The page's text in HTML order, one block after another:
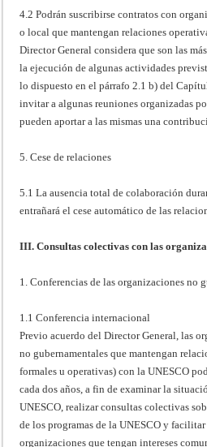
4.2 Podrán suscribirse contratos con
o local que mantengan relaciones
Director General considera que son las
la ejecución de algunas actividades
lo dispuesto en el párrafo 2.1 b) del
invitar a algunas reuniones organizadas
pueden aportar a las mismas una
5. Cese de relaciones
5.1 La ausencia total de colaboración
entrañará el cese automático de las
III. Consultas colectivas con las
1. Conferencias de las organizaciones no
1.1 Conferencia internacional
Previo acuerdo del Director General, las
no gubernamentales que mantengan
formales u operativas) con la UNESCO
cada dos años, a fin de examinar la
UNESCO, realizar consultas colectivas
de los programas de la UNESCO y
organizaciones que tengan intereses